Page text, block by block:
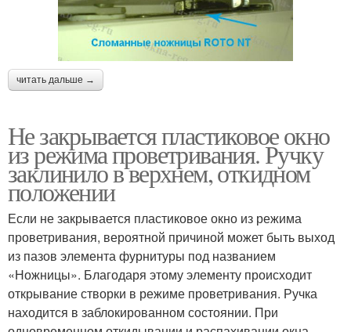
читать дальше →
Не закрывается пластиковое окно
из режима проветривания. Ручку
заклинило в верхнем, откидном
положении
Если не закрывается пластиковое окно из режима
проветривания, вероятной причиной может быть выход
из пазов элемента фурнитуры под названием
«Ножницы». Благодаря этому элементу происходит
открывание створки в режиме проветривания. Ручка
находится в заблокированном состоянии. При